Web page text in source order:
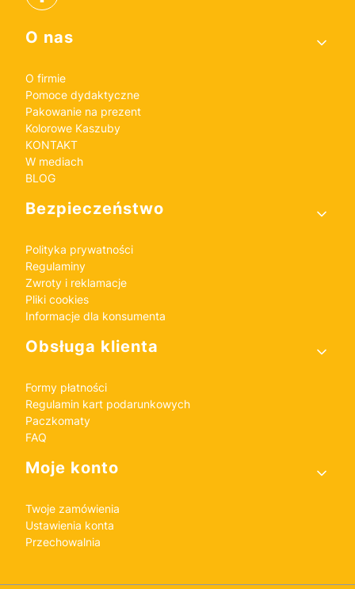
Linki w stopce
O nas
O firmie
Pomoce dydaktyczne
Pakowanie na prezent
Kolorowe Kaszuby
KONTAKT
W mediach
BLOG
Bezpieczeństwo
Polityka prywatności
Regulaminy
Zwroty i reklamacje
Pliki cookies
Informacje dla konsumenta
Obsługa klienta
Formy płatności
Regulamin kart podarunkowych
Paczkomaty
FAQ
Moje konto
Twoje zamówienia
Ustawienia konta
Przechowalnia